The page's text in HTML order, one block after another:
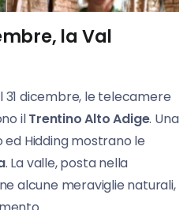
la Val
31 dicembre, le telecamere
ilTrentino Alto Adige. Una
Hidding mostrano le
. La valle, posta nella
alcune meraviglie naturali,